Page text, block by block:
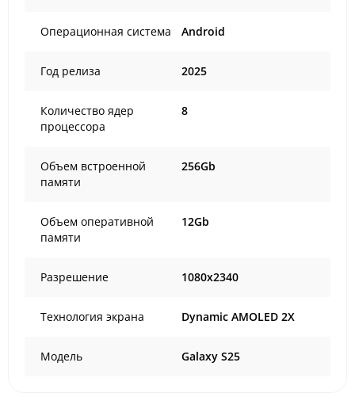
Операционная система Android
Год релиза 2025
Количество ядер
процессора
8
Объем встроенной
памяти
256Gb
Объем оперативной
памяти
12Gb
Разрешение 1080x2340
Технология экрана Dynamic AMOLED 2X
Модель Galaxy S25